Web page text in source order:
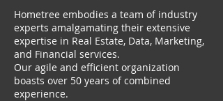
Hometree embodies a team of industry
experts amalgamating their extensive
expertise in Real Estate, Data, Marketing,
and Financial services.
Our agile and efficient organization
boasts over 50 years of combined
experience.